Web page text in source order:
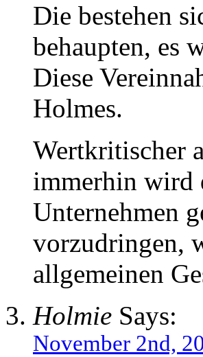
Die bestehen
behaupten, es
Diese
Holmes.
Wertkritischer
immerhin wird
Unternehmen
vorzudringen,
allgemeinen
Holmie Says:
November 2nd,